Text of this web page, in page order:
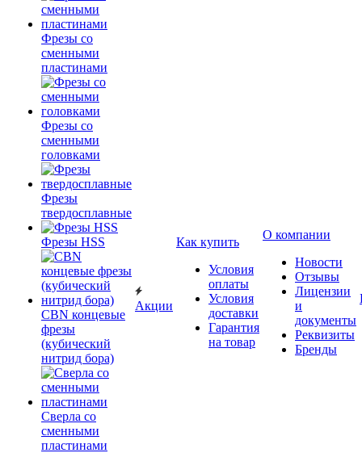
Фрезы со
сменными
пластинами
Фрезы со
сменными
головками
Фрезы
твердосплавные
Фрезы HSS
CBN концевые
фрезы
(кубический
нитрид бора)
Сверла со
сменными
пластинами
Акции
Как купить
Условия
оплаты
Условия
доставки
Гарантия
на товар
О компании
Новости
Отзывы
Лицензии
и
документы
Реквизиты
Бренды